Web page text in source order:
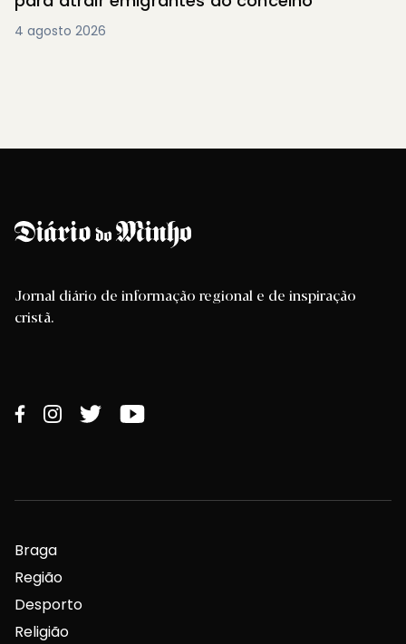
4 agosto 2026
Jornal diário de informação regional e de inspiração
cristã.
Braga
Região
Desporto
Religião